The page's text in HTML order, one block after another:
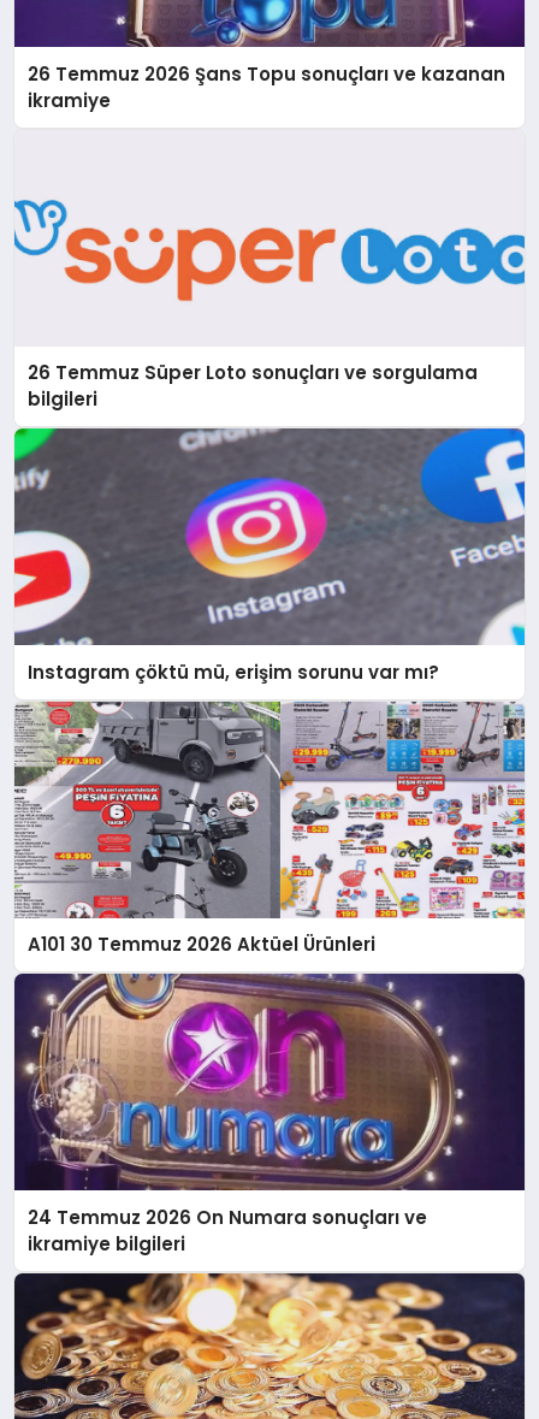
26 Temmuz 2026 Şans Topu sonuçları ve kazanan
ikramiye
26 Temmuz Süper Loto sonuçları ve sorgulama
bilgileri
Instagram çöktü mü, erişim sorunu var mı?
A101 30 Temmuz 2026 Aktüel Ürünleri
24 Temmuz 2026 On Numara sonuçları ve
ikramiye bilgileri